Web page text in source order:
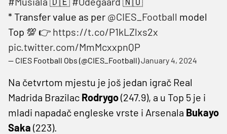
* Transfer value as per @CIES_Football model
Top 💯 👉 https://t.co/P1kLZlxs2x
pic.twitter.com/MmMcxxpnQP
— CIES Football Obs (@CIES_Football)January 4, 2024
Na četvrtom mjestu je još jedan igrač Real
Madrida Brazilac Rodrygo(247.9), a u Top 5 je i
mladi napadač engleske vrste i Arsenala Bukayo
Saka (223).